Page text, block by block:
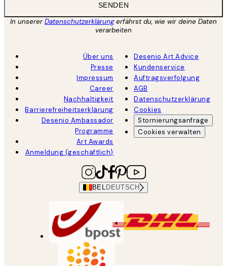
SENDEN
In unsererDatenschutzerklärungerfährst du, wie wir deine Daten
verarbeiten
Über uns
Presse
Impressum
Career
Nachhaltigkeit
Barrierefreiheitserklärung
Desenio Ambassador
Programme
Art Awards
Anmeldung (geschäftlich)
Desenio Art Advice
Kundenservice
Auftragsverfolgung
AGB
Datenschutzerklärung
Cookies
Stornierungsanfrage
Cookies verwalten
BEL DEUTSCH